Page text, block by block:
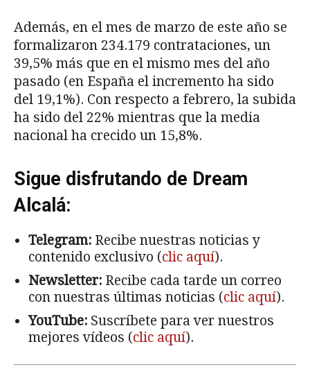
Además, en el mes de marzo de este año se
formalizaron 234.179 contrataciones, un
39,5% más que en el mismo mes del año
pasado (en España el incremento ha sido
del 19,1%). Con respecto a febrero, la subida
ha sido del 22% mientras que la media
nacional ha crecido un 15,8%.
Sigue disfrutando de Dream
Alcalá:
Telegram: Recibe nuestras noticias y
contenido exclusivo (clic aquí).
Newsletter: Recibe cada tarde un correo
con nuestras últimas noticias (clic aquí).
YouTube: Suscríbete para ver nuestros
mejores vídeos (clic aquí).